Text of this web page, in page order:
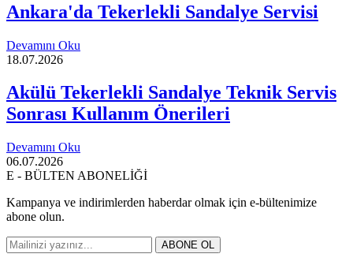
Ankara'da Tekerlekli Sandalye Servisi
Devamını Oku
18.07.2026
Akülü Tekerlekli Sandalye Teknik Servis
Sonrası Kullanım Önerileri
Devamını Oku
06.07.2026
E - BÜLTEN ABONELİĞİ
Kampanya ve indirimlerden haberdar olmak için e-bültenimize
abone olun.
ABONE OL